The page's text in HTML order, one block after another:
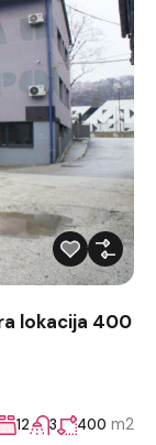
lokacija 400
12 3 400 m2